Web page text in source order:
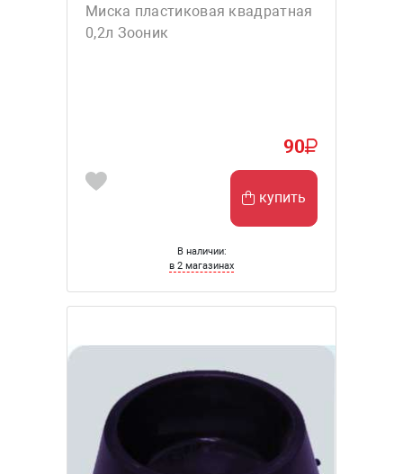
Миска пластиковая квадратная
0,2л Зооник
90
купить
В наличии:
в 2 магазинах